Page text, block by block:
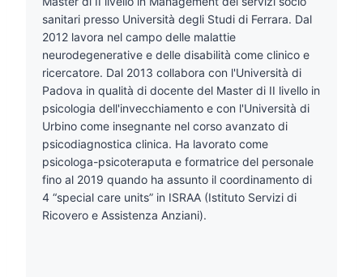
sanitari presso Università degli Studi di Ferrara. Dal
2012 lavora nel campo delle malattie
neurodegenerative e delle disabilità come clinico e
ricercatore. Dal 2013 collabora con l'Università di
Padova in qualità di docente del Master di II livello in
psicologia dell'invecchiamento e con l'Università di
Urbino come insegnante nel corso avanzato di
psicodiagnostica clinica. Ha lavorato come
psicologa-psicoteraputa e formatrice del personale
fino al 2019 quando ha assunto il coordinamento di
4 “special care units” in ISRAA (Istituto Servizi di
Ricovero e Assistenza Anziani).